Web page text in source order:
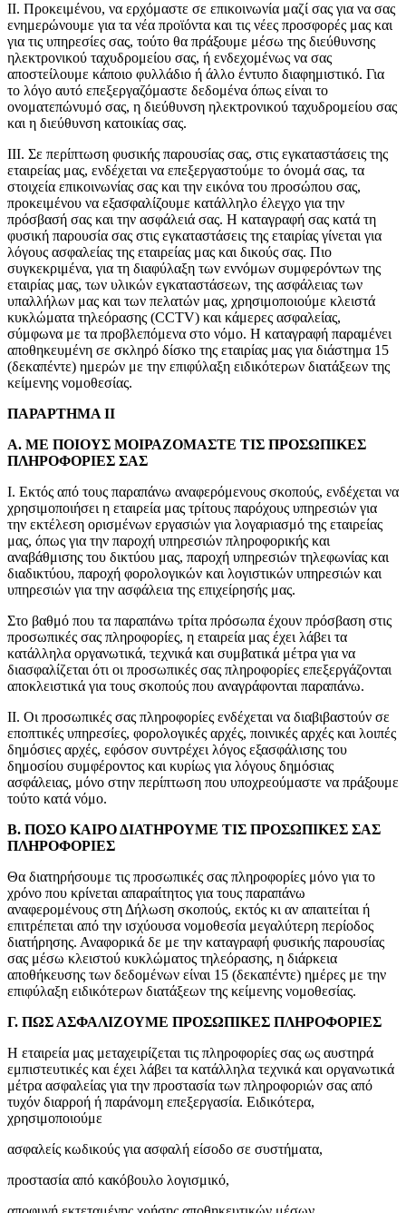
II. Προκειμένου, να ερχόμαστε σε επικοινωνία μαζί σας για να σας
ενημερώνουμε για τα νέα προϊόντα και τις νέες προσφορές μας και
για τις υπηρεσίες σας, τούτο θα πράξουμε μέσω της διεύθυνσης
ηλεκτρονικού ταχυδρομείου σας, ή ενδεχομένως να σας
αποστείλουμε κάποιο φυλλάδιο ή άλλο έντυπο διαφημιστικό. Για
το λόγο αυτό επεξεργαζόμαστε δεδομένα όπως είναι το
ονοματεπώνυμό σας, η διεύθυνση ηλεκτρονικού ταχυδρομείου σας
και η διεύθυνση κατοικίας σας.
III. Σε περίπτωση φυσικής παρουσίας σας, στις εγκαταστάσεις της
εταιρείας μας, ενδέχεται να επεξεργαστούμε το όνομά σας, τα
στοιχεία επικοινωνίας σας και την εικόνα του προσώπου σας,
προκειμένου να εξασφαλίζουμε κατάλληλο έλεγχο για την
πρόσβασή σας και την ασφάλειά σας. Η καταγραφή σας κατά τη
φυσική παρουσία σας στις εγκαταστάσεις της εταιρίας γίνεται για
λόγους ασφαλείας της εταιρείας μας και δικούς σας. Πιο
συγκεκριμένα, για τη διαφύλαξη των εννόμων συμφερόντων της
εταιρίας μας, των υλικών εγκαταστάσεων, της ασφάλειας των
υπαλλήλων μας και των πελατών μας, χρησιμοποιούμε κλειστά
κυκλώματα τηλεόρασης (CCTV) και κάμερες ασφαλείας,
σύμφωνα με τα προβλεπόμενα στο νόμο. Η καταγραφή παραμένει
αποθηκευμένη σε σκληρό δίσκο της εταιρίας μας για διάστημα 15
(δεκαπέντε) ημερών με την επιφύλαξη ειδικότερων διατάξεων της
κείμενης νομοθεσίας.
ΠΑΡΑΡΤΗΜΑ ΙΙ
Α. ΜΕ ΠΟΙΟΥΣ ΜΟΙΡΑΖΟΜΑΣΤΕ ΤΙΣ ΠΡΟΣΩΠΙΚΕΣ
ΠΛΗΡΟΦΟΡΙΕΣ ΣΑΣ
Ι. Εκτός από τους παραπάνω αναφερόμενους σκοπούς, ενδέχεται να
χρησιμοποιήσει η εταιρεία μας τρίτους παρόχους υπηρεσιών για
την εκτέλεση ορισμένων εργασιών για λογαριασμό της εταιρείας
μας, όπως για την παροχή υπηρεσιών πληροφορικής και
αναβάθμισης του δικτύου μας, παροχή υπηρεσιών τηλεφωνίας και
διαδικτύου, παροχή φορολογικών και λογιστικών υπηρεσιών και
υπηρεσιών για την ασφάλεια της επιχείρησής μας.
Στο βαθμό που τα παραπάνω τρίτα πρόσωπα έχουν πρόσβαση στις
προσωπικές σας πληροφορίες, η εταιρεία μας έχει λάβει τα
κατάλληλα οργανωτικά, τεχνικά και συμβατικά μέτρα για να
διασφαλίζεται ότι οι προσωπικές σας πληροφορίες επεξεργάζονται
αποκλειστικά για τους σκοπούς που αναγράφονται παραπάνω.
ΙΙ. Οι προσωπικές σας πληροφορίες ενδέχεται να διαβιβαστούν σε
εποπτικές υπηρεσίες, φορολογικές αρχές, ποινικές αρχές και λοιπές
δημόσιες αρχές, εφόσον συντρέχει λόγος εξασφάλισης του
δημοσίου συμφέροντος και κυρίως για λόγους δημόσιας
ασφάλειας, μόνο στην περίπτωση που υποχρεούμαστε να πράξουμε
τούτο κατά νόμο.
Β. ΠΟΣΟ ΚΑΙΡΟ ΔΙΑΤΗΡΟΥΜΕ ΤΙΣ ΠΡΟΣΩΠΙΚΕΣ ΣΑΣ
ΠΛΗΡΟΦΟΡΙΕΣ
Θα διατηρήσουμε τις προσωπικές σας πληροφορίες μόνο για το
χρόνο που κρίνεται απαραίτητος για τους παραπάνω
αναφερομένους στη Δήλωση σκοπούς, εκτός κι αν απαιτείται ή
επιτρέπεται από την ισχύουσα νομοθεσία μεγαλύτερη περίοδος
διατήρησης. Αναφορικά δε με την καταγραφή φυσικής παρουσίας
σας μέσω κλειστού κυκλώματος τηλεόρασης, η διάρκεια
αποθήκευσης των δεδομένων είναι 15 (δεκαπέντε) ημέρες με την
επιφύλαξη ειδικότερων διατάξεων της κείμενης νομοθεσίας.
Γ. ΠΩΣ ΑΣΦΑΛΙΖΟΥΜΕ ΠΡΟΣΩΠΙΚΕΣ ΠΛΗΡΟΦΟΡΙΕΣ
Η εταιρεία μας μεταχειρίζεται τις πληροφορίες σας ως αυστηρά
εμπιστευτικές και έχει λάβει τα κατάλληλα τεχνικά και οργανωτικά
μέτρα ασφαλείας για την προστασία των πληροφοριών σας από
τυχόν διαρροή ή παράνομη επεξεργασία. Ειδικότερα,
χρησιμοποιούμε
ασφαλείς κωδικούς για ασφαλή είσοδο σε συστήματα,
προστασία από κακόβουλο λογισμικό,